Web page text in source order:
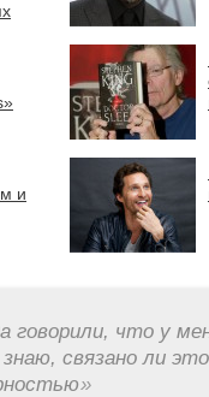
и
говорили, что у
связано ли
»